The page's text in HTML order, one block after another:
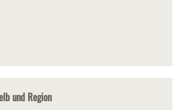
und Region